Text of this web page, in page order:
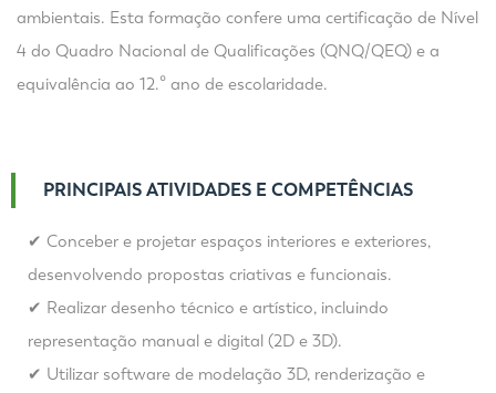
ambientais. Esta formação confere uma certificação de Nível
4 do Quadro Nacional de Qualificações (QNQ/QEQ) e a
equivalência ao 12.º ano de escolaridade.
PRINCIPAIS ATIVIDADES E COMPETÊNCIAS
✔ Conceber e projetar espaços interiores e exteriores,
desenvolvendo propostas criativas e funcionais.
✔ Realizar desenho técnico e artístico, incluindo
representação manual e digital (2D e 3D).
✔ Utilizar software de modelação 3D, renderização e